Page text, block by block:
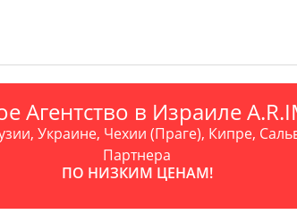
Агентство в Израиле
Украине, Чехии (Праге), Кипре,
Партнера
ПО НИЗКИМ ЦЕНАМ!